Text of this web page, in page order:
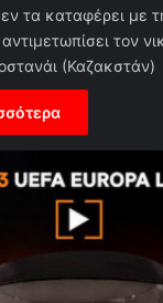
τα καταφέρει με
τον
(Καζακστάν)